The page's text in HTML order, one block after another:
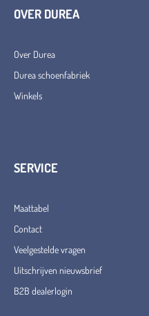
OVER DUREA
Over Durea
Durea schoenfabriek
Winkels
SERVICE
Maattabel
Contact
Veelgestelde vragen
Uitschrijven nieuwsbrief
B2B dealerlogin